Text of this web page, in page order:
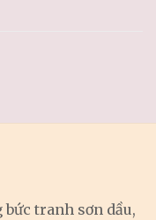
tranh sơn dầu,